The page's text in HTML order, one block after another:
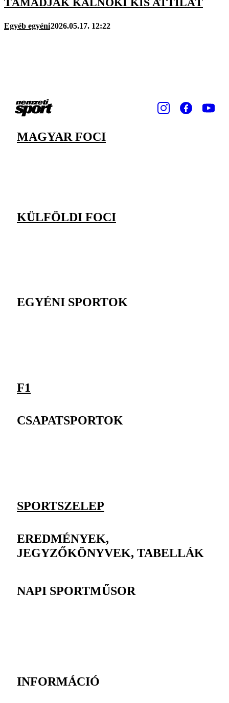
Egyéb egyéni2026.05.17. 12:22
MAGYAR FOCI
KÜLFÖLDI FOCI
EGYÉNI SPORTOK
F1
CSAPATSPORTOK
SPORTSZELEP
EREDMÉNYEK,
JEGYZŐKÖNYVEK, TABELLÁK
NAPI SPORTMŰSOR
INFORMÁCIÓ